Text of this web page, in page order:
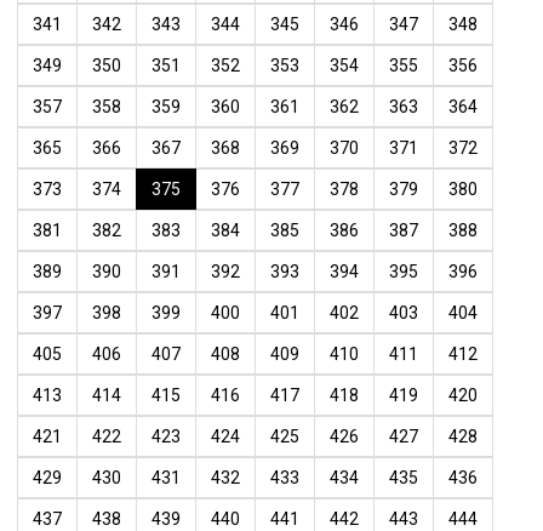
341 342 343 344 345 346 347 348
349 350 351 352 353 354 355 356
357 358 359 360 361 362 363 364
365 366 367 368 369 370 371 372
373 374 375 376 377 378 379 380
381 382 383 384 385 386 387 388
389 390 391 392 393 394 395 396
397 398 399 400 401 402 403 404
405 406 407 408 409 410 411 412
413 414 415 416 417 418 419 420
421 422 423 424 425 426 427 428
429 430 431 432 433 434 435 436
437 438 439 440 441 442 443 444